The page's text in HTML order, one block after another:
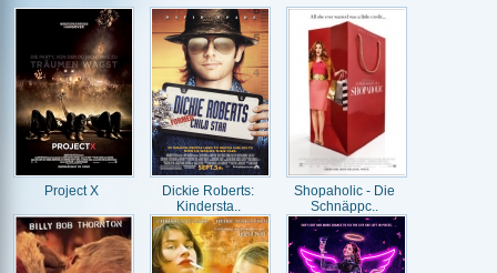
Freundinnen"
Project X
Dickie Roberts:
Kindersta..
Shopaholic - Die
Schnäppc..